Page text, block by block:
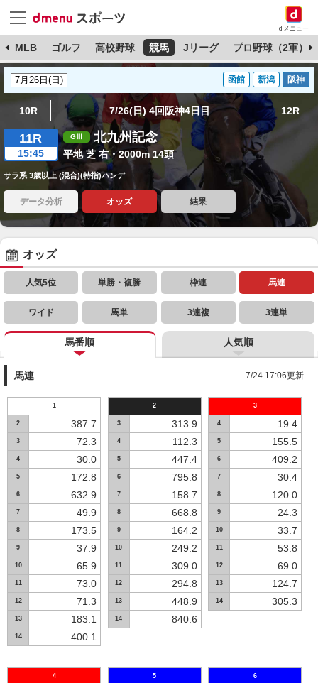
dメニュー
MLB ゴルフ 高校野球 競馬 Jリーグ プロ野球（2軍）
函館 新潟 阪神
10R 7/26(日) 4回阪神4日目 12R
11R
15:45
北九州記念
平地 芝 右・2000m 14頭
サラ系 3歳以上 (混合)(特指)ハンデ
データ分析 オッズ 結果
オッズ
人気5位 単勝・複勝 枠連 馬連
ワイド 馬単 3連複 3連単
馬番順 人気順
馬連 7/24 17:06更新
1
2 387.7
3 72.3
4 30.0
5 172.8
6 632.9
7 49.9
8 173.5
9 37.9
10 65.9
11 73.0
12 71.3
13 183.1
14 400.1
2
3 313.9
4 112.3
5 447.4
6 795.8
7 158.7
8 668.8
9 164.2
10 249.2
11 309.0
12 294.8
13 448.9
14 840.6
3
4 19.4
5 155.5
6 409.2
7 30.4
8 120.0
9 24.3
10 33.7
11 53.8
12 69.0
13 124.7
14 305.3
4 5 6